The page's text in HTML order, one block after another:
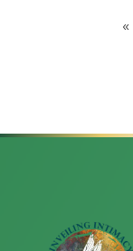
«